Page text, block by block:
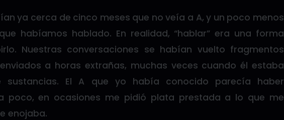
ya cerca de cinco meses que no veía a A, y un poco menos
habíamos hablado. En realidad, “hablar” era una forma
Nuestras conversaciones se habían vuelto fragmentos
a horas extrañas, muchas veces cuando él estaba
El A que yo había conocido parecía haber
poco, en ocasiones me pidió plata prestada a lo que me
enojaba.